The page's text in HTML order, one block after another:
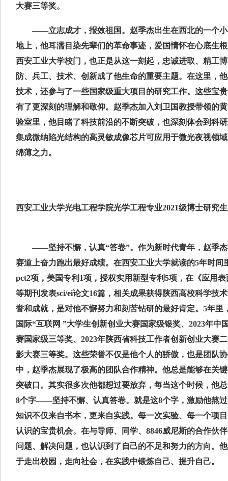
大赛三等奖。
——立志成才，报效祖国。赵季杰出生在西北的一个
地上，他耳濡目染先辈们的革命事迹，爱国情怀在心底生
西安工业大学校门，也正是从这一刻起，忠诚进取、精工
防、兵工、技术、创新成了他生命的重要主题。在这里，
技术，还参与了一些国家级重大项目的研究工作。这些宝
有了更深刻的理解和敬仰。赵季杰加入刘卫国教授带领的
验室里，他目睹了科技前沿的不断突破，也深刻体会到科
集成微纳陷光结构的高灵敏成像芯片可应用于微光夜视领
绵薄之力。
西安工业大学光电工程学院光学工程专业2021级博士研究
——坚持不懈，认真“答卷”。作为新时代青年，赵季杰
赛道上奋力跑出最好成绩。在西安工业大学就读的5年时间
pct2项，美国专利1项，授权实用新型专利5项，在《应用
等期刊发表sci/ei论文16篇，相关成果获得陕西高校科学技
誉和成就，是对他不懈努力和刻苦钻研的最好肯定。5年里
国际“互联网 ”大学生创新创业大赛国家级银奖、2023年中
赛国家级三等奖、2023年陕西省科技工作者创新创业大赛
影大赛三等奖。这些荣誉不仅是他个人的骄傲，也是团队
中，赵季杰展现了极高的团队合作精神。他总是能够在关
突破口。其实很多次他都想过要放弃，每当这个时候，他
8个字——坚持不懈、认真答卷。就是这8个字，激励他熬
知识不仅来自书本，更来自实践。每一次实验、每一个项
认识的宝贵机会。在与导师、同学、8846威尼斯的合作伙
问题、解决问题，也认识到了自己的不足和努力的方向。
于走出校园，走向社会，在实践中锻炼自己、提升自己。